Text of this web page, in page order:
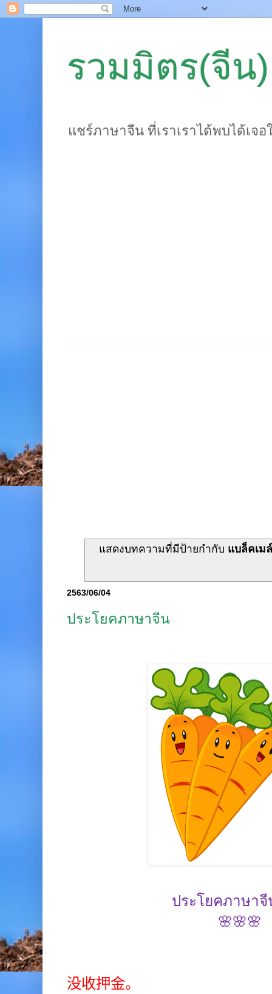
รวมมิตร(จีน)
แชร์ภาษาจีน ที่เราเราได้พบได้เจ
แสดงบทความที่มีป้ายกำกับ แบล็คเม
2563/06/04
ประโยคภาษาจีน
ประโยคภาษา
🌸🌸🌸
没收押金。